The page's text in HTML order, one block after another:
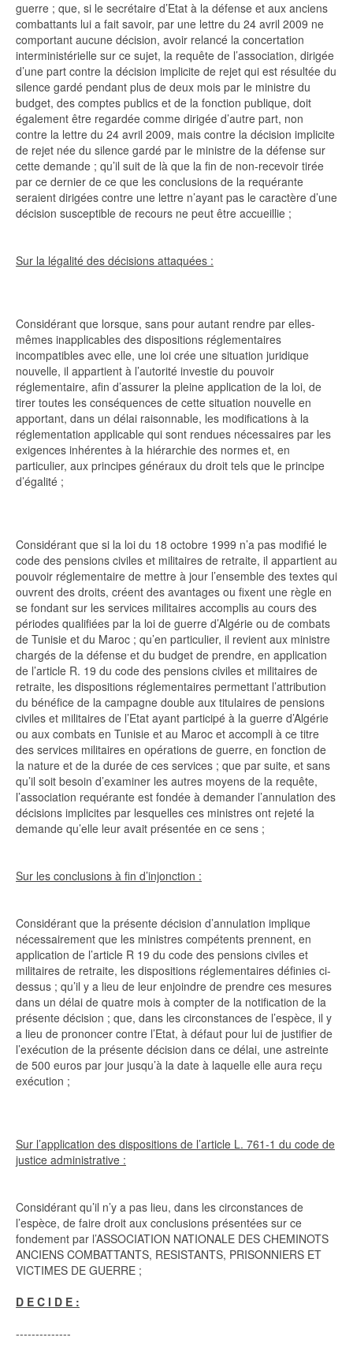
guerre ; que, si le secrétaire d’Etat à la défense et aux anciens
combattants lui a fait savoir, par une lettre du 24 avril 2009 ne
comportant aucune décision, avoir relancé la concertation
interministérielle sur ce sujet, la requête de l’association, dirigée
d’une part contre la décision implicite de rejet qui est résultée du
silence gardé pendant plus de deux mois par le ministre du
budget, des comptes publics et de la fonction publique, doit
également être regardée comme dirigée d’autre part, non
contre la lettre du 24 avril 2009, mais contre la décision implicite
de rejet née du silence gardé par le ministre de la défense sur
cette demande ; qu’il suit de là que la fin de non-recevoir tirée
par ce dernier de ce que les conclusions de la requérante
seraient dirigées contre une lettre n’ayant pas le caractère d’une
décision susceptible de recours ne peut être accueillie ;
Sur la légalité des décisions attaquées :
Considérant que lorsque, sans pour autant rendre par elles-
mêmes inapplicables des dispositions réglementaires
incompatibles avec elle, une loi crée une situation juridique
nouvelle, il appartient à l’autorité investie du pouvoir
réglementaire, afin d’assurer la pleine application de la loi, de
tirer toutes les conséquences de cette situation nouvelle en
apportant, dans un délai raisonnable, les modifications à la
réglementation applicable qui sont rendues nécessaires par les
exigences inhérentes à la hiérarchie des normes et, en
particulier, aux principes généraux du droit tels que le principe
d’égalité ;
Considérant que si la loi du 18 octobre 1999 n’a pas modifié le
code des pensions civiles et militaires de retraite, il appartient au
pouvoir réglementaire de mettre à jour l’ensemble des textes qui
ouvrent des droits, créent des avantages ou fixent une règle en
se fondant sur les services militaires accomplis au cours des
périodes qualifiées par la loi de guerre d’Algérie ou de combats
de Tunisie et du Maroc ; qu’en particulier, il revient aux ministre
chargés de la défense et du budget de prendre, en application
de l’article R. 19 du code des pensions civiles et militaires de
retraite, les dispositions réglementaires permettant l’attribution
du bénéfice de la campagne double aux titulaires de pensions
civiles et militaires de l’Etat ayant participé à la guerre d’Algérie
ou aux combats en Tunisie et au Maroc et accompli à ce titre
des services militaires en opérations de guerre, en fonction de
la nature et de la durée de ces services ; que par suite, et sans
qu’il soit besoin d’examiner les autres moyens de la requête,
l’association requérante est fondée à demander l’annulation des
décisions implicites par lesquelles ces ministres ont rejeté la
demande qu’elle leur avait présentée en ce sens ;
Sur les conclusions à fin d’injonction :
Considérant que la présente décision d’annulation implique
nécessairement que les ministres compétents prennent, en
application de l’article R 19 du code des pensions civiles et
militaires de retraite, les dispositions réglementaires définies ci-
dessus ; qu’il y a lieu de leur enjoindre de prendre ces mesures
dans un délai de quatre mois à compter de la notification de la
présente décision ; que, dans les circonstances de l’espèce, il y
a lieu de prononcer contre l’Etat, à défaut pour lui de justifier de
l’exécution de la présente décision dans ce délai, une astreinte
de 500 euros par jour jusqu’à la date à laquelle elle aura reçu
exécution ;
Sur l’application des dispositions de l’article L. 761-1 du code de
justice administrative :
Considérant qu’il n’y a pas lieu, dans les circonstances de
l’espèce, de faire droit aux conclusions présentées sur ce
fondement par l’ASSOCIATION NATIONALE DES CHEMINOTS
ANCIENS COMBATTANTS, RESISTANTS, PRISONNIERS ET
VICTIMES DE GUERRE ;
D E C I D E :
--------------